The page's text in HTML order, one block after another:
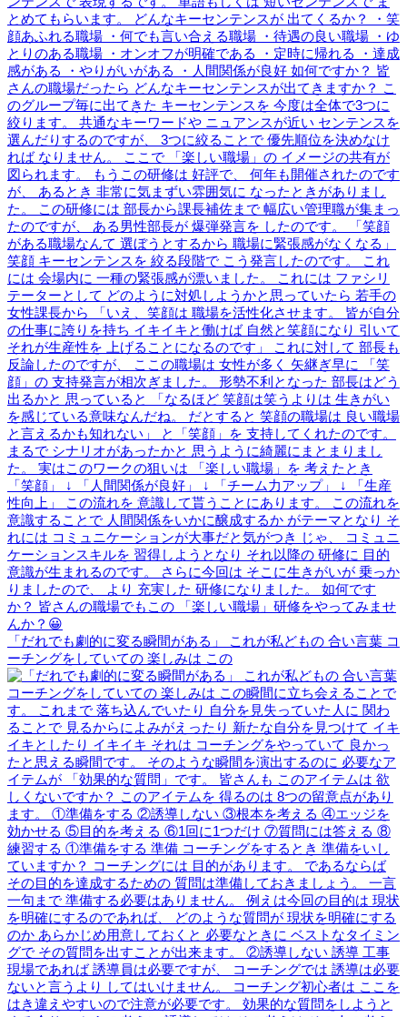
「だれでも劇的に変る瞬間がある」 これが私どもの 合い言葉 コ
ーチングをしていての 楽しみは この